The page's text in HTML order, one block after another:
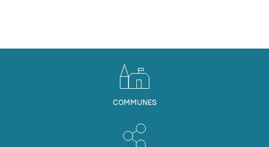
COMMUNES